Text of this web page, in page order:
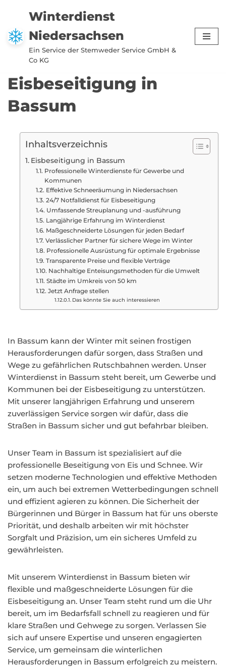
Zum
Inhalt
springen
Winterdienst
Niedersachsen
Ein Service der Stemweder Service GmbH &
Co KG
Eisbeseitigung in
Bassum
Inhaltsverzeichnis
Eisbeseitigung in Bassum
Professionelle Winterdienste für Gewerbe und
Kommunen
Effektive Schneeräumung in Niedersachsen
24/7 Notfalldienst für Eisbeseitigung
Umfassende Streuplanung und -ausführung
Langjährige Erfahrung im Winterdienst
Maßgeschneiderte Lösungen für jeden Bedarf
Verlässlicher Partner für sichere Wege im Winter
Professionelle Ausrüstung für optimale Ergebnisse
Transparente Preise und flexible Verträge
Nachhaltige Enteisungsmethoden für die Umwelt
Städte im Umkreis von 50 km
Jetzt Anfrage stellen
Das könnte Sie auch interessieren
In Bassum kann der Winter mit seinen frostigen
Herausforderungen dafür sorgen, dass Straßen und
Wege zu gefährlichen Rutschbahnen werden. Unser
Winterdienst in Bassum steht bereit, um Gewerbe und
Kommunen bei der Eisbeseitigung zu unterstützen.
Mit unserer langjährigen Erfahrung und unserem
zuverlässigen Service sorgen wir dafür, dass die
Straßen in Bassum sicher und gut befahrbar bleiben.
Unser Team in Bassum ist spezialisiert auf die
professionelle Beseitigung von Eis und Schnee. Wir
setzen moderne Technologien und effektive Methoden
ein, um auch bei extremen Wetterbedingungen schnell
und effizient agieren zu können. Die Sicherheit der
Bürgerinnen und Bürger in Bassum hat für uns oberste
Priorität, und deshalb arbeiten wir mit höchster
Sorgfalt und Präzision, um ein sicheres Umfeld zu
gewährleisten.
Mit unserem Winterdienst in Bassum bieten wir
flexible und maßgeschneiderte Lösungen für die
Eisbeseitigung an. Unser Team steht rund um die Uhr
bereit, um im Bedarfsfall schnell zu reagieren und für
klare Straßen und Gehwege zu sorgen. Verlassen Sie
sich auf unsere Expertise und unseren engagierten
Service, um gemeinsam die winterlichen
Herausforderungen in Bassum erfolgreich zu meistern.